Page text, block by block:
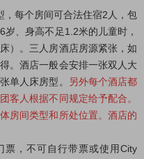
，每个房间可合法住宿2人，包
、身高不足1.2米的儿童时，
）。三人房酒店房源紧张，如
。酒店一般会安排一张双人大
单人床房型。
另外每个酒店都
客人根据不同规定给予配合。
房间类型和所处位置。酒店的
，不可自行带票或使用City